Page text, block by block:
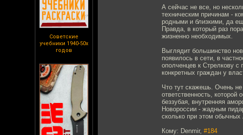
Советские
учебники 1940-50х
годов
А сейчас не все, но
техническим причинам -
родными и близкими, да
Правда, в который раз
жизненно необходимых.
Выглядит большинство
появилось в сети, в
ополченцев к Стрелкову
конкретных граждан у
Что тут скажешь. Очень
ответственность,
беззубая, внутренняя
Новороссии - жадным
сколько при этом
Кому: Denmir, #184